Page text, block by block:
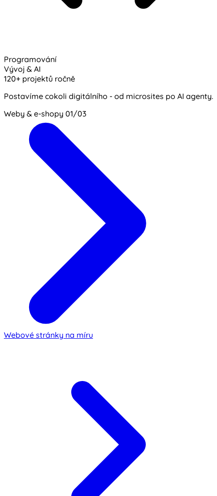
Programování
Vývoj & AI
120+ projektů ročně
Postavíme cokoli digitálního - od microsites po AI agenty.
Weby & e-shopy 01/03
Webové stránky na míru